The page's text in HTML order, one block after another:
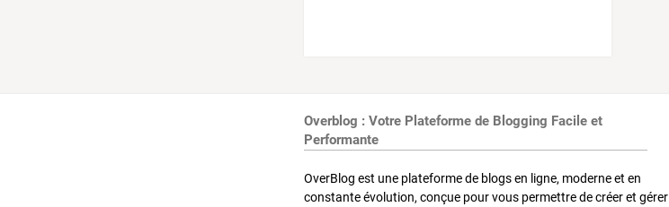
Overblog : Votre Plateforme de Blogging Facile et
Performante
OverBlog est une plateforme de blogs en ligne, moderne et en
constante évolution, conçue pour vous permettre de créer et gérer